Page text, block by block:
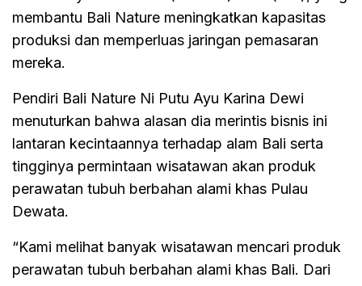
membantu Bali Nature meningkatkan kapasitas
produksi dan memperluas jaringan pemasaran
mereka.
Pendiri Bali Nature Ni Putu Ayu Karina Dewi
menuturkan bahwa alasan dia merintis bisnis ini
lantaran kecintaannya terhadap alam Bali serta
tingginya permintaan wisatawan akan produk
perawatan tubuh berbahan alami khas Pulau
Dewata.
“Kami melihat banyak wisatawan mencari produk
perawatan tubuh berbahan alami khas Bali. Dari